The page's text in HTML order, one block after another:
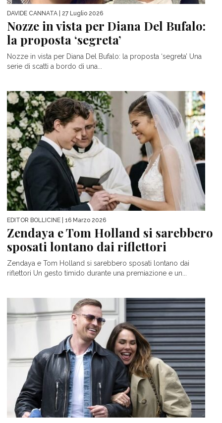
DAVIDE CANNATA | 27 Luglio 2026
Nozze in vista per Diana Del Bufalo:
la proposta ‘segreta’
Nozze in vista per Diana Del Bufalo: la proposta ‘segreta’ Una
serie di scatti a bordo di una...
EDITOR BOLLICINE | 16 Marzo 2026
Zendaya e Tom Holland si sarebbero
sposati lontano dai riflettori
Zendaya e Tom Holland si sarebbero sposati lontano dai
riflettori Un gesto timido durante una premiazione e un...